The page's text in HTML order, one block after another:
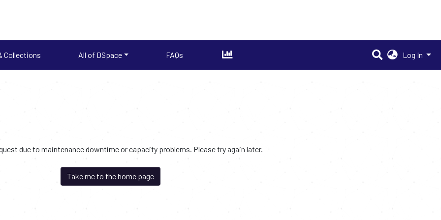
Collections All of DSpace FAQs Log In
due to maintenance downtime or capacity problems. Please try again later.
Take me to the home page